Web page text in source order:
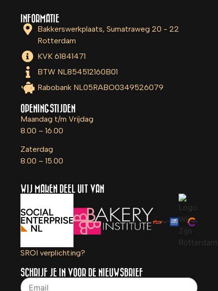
INFORMATIE
Bakkerswerkplaats, Sumatraweg 20 - 22
Rotterdam
KVK 61841471
BTW NL854512160B01
Rabobank NL05RABO0349526079
OPENINGSTIJDEN
Maandag t/m Vrijdag
8.00 – 16.00
Zaterdag
8.00 – 15.00
WIJ MAKEN DEEL UIT VAN
SROI verplichting?
SCHRIJF JE IN VOOR DE NIEUWSBRIEF